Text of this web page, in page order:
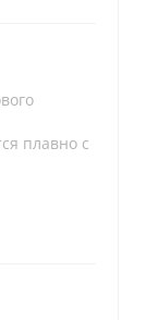
плавно с